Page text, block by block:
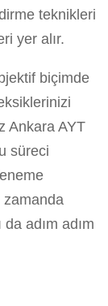
teknikleri
yer alır.
biçimde
Ankara AYT
süreci
zamanda
adım adım